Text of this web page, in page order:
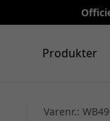
Produkter
Varenr.: